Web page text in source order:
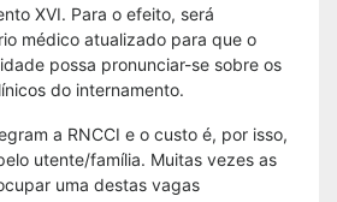
XVI. Para o efeito, será
médico atualizado para que o
possa pronunciar-se sobre os
do internamento.
a RNCCI e o custo é, por isso,
utente/família. Muitas vezes as
uma destas vagas